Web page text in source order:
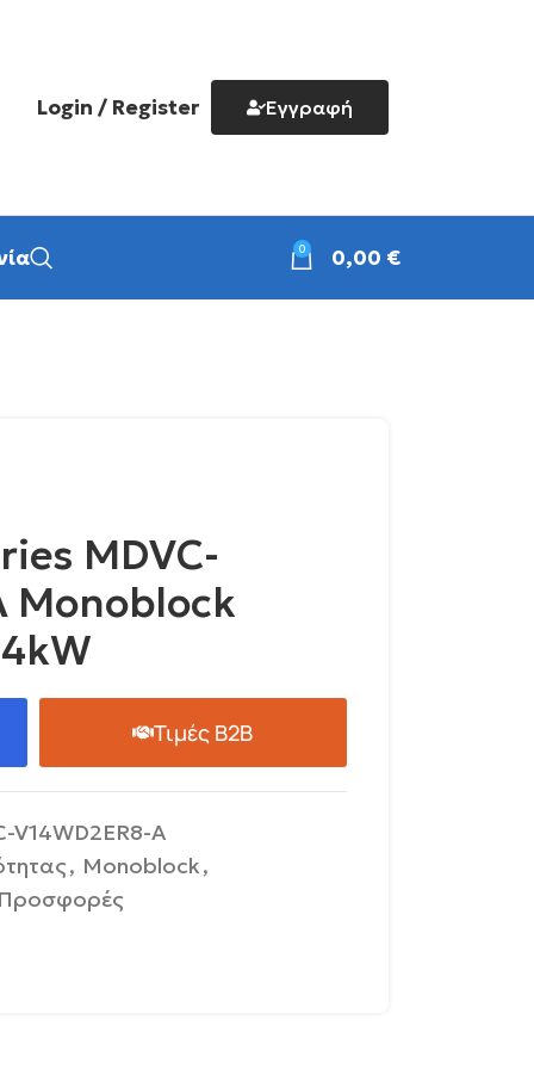
Login / Register Εγγραφή
0 0,00 €
MDVC-
Monoblock
Τιμές B2B
V14WD2ER8-A
, Monoblock,